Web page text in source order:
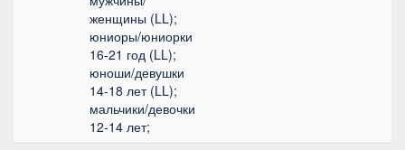
женщины (LL);
юниоры/юниорки
16-21 год (LL);
юноши/девушки
14-18 лет (LL);
мальчики/девочки
12-14 лет;